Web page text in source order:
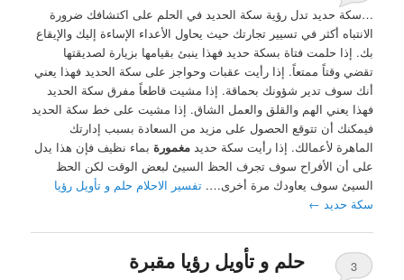
…سكة حديد تدل رؤية سكة الحديد في الحلم على اكتشافك ضرورة
الانتباه أكثر في تسيير تجارتك حيث يحاول الأعداء الإساءة إليك والإيقاع
بك. إذا حلمت فتاة بسكة حديد فهذا ينبئ بقيامها بزيارة لصديقتها
تقضي وقتاً ممتعاً. إذا رأيت عقبات وحواجز على سكة الحديد فهذا يعني
أنك سوف تدير شؤونك بحماقة. إذا مشيت قاطعاً مفرق سكة الحديد
فهذا يعني الهم والقلق والعمل الشاق. إذا مشيت على خط سكة الحديد
فيمكنك أن تتوقع الحصول على مزيد من السعادة بسبب إدارتك
الماهرة لأعمالك. إذا رأيت سكة حديدمغمورة بماء نظيف فإن هذا يدل
على أن الأفراح سوف تجرف الحظ السيئ لبعض الوقت لكن الحظ
السيئ سوف يعاودك مرة أخرى….تفسير الاحلام حلم و تأويل رؤيا
سكة حديد ←
حلم و تأويل رؤيا مقبرة
3